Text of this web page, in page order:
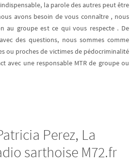
la parole des autres peut être
avons besoin de vous connaître , nous
au groupe est ce qui vous respecte . De
des questions, nous sommes comme
ou proches de victimes de pédocriminalité
avec une responsable MTR de groupe ou
Perez, La
sarthoise M72.fr